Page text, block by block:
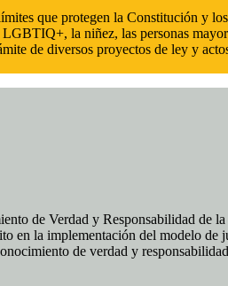
que protegen la Constitución y
la niñez, las personas
de diversos proyectos de ley y
de Verdad y Responsabilidad de
en la implementación del modelo
de verdad y